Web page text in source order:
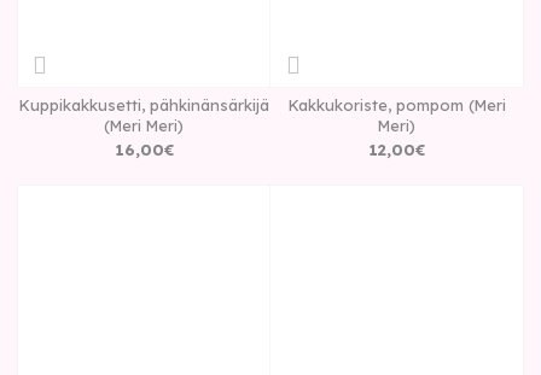
Kuppikakkusetti, pähkinänsärkijä
(Meri Meri)
16,00€
Kakkukoriste, pompom (Meri
Meri)
12,00€